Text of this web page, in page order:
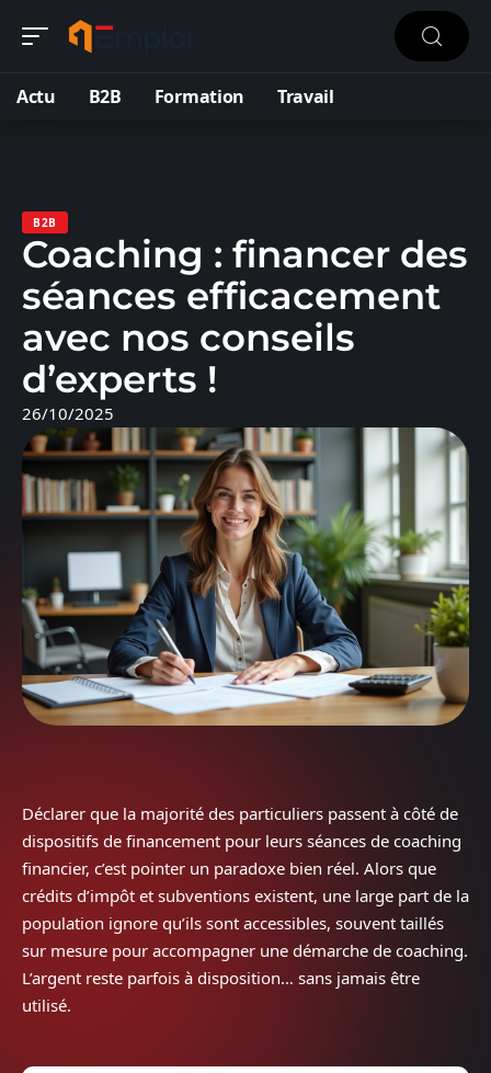
Actu B2B Formation Travail
B2B
Coaching : financer des
séances efficacement
avec nos conseils
d’experts !
26/10/2025
Déclarer que la majorité des particuliers passent à côté de
dispositifs de financement pour leurs séances de coaching
financier, c’est pointer un paradoxe bien réel. Alors que
crédits d’impôt et subventions existent, une large part de la
population ignore qu’ils sont accessibles, souvent taillés
sur mesure pour accompagner une démarche de coaching.
L’argent reste parfois à disposition… sans jamais être
utilisé.